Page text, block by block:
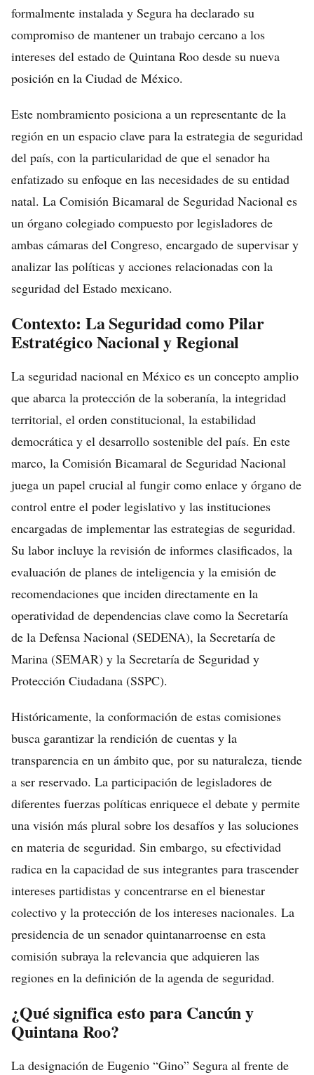
formalmente instalada y Segura ha declarado su
compromiso de mantener un trabajo cercano a los
intereses del estado de Quintana Roo desde su nueva
posición en la Ciudad de México.
Este nombramiento posiciona a un representante de la
región en un espacio clave para la estrategia de seguridad
del país, con la particularidad de que el senador ha
enfatizado su enfoque en las necesidades de su entidad
natal. La Comisión Bicamaral de Seguridad Nacional es
un órgano colegiado compuesto por legisladores de
ambas cámaras del Congreso, encargado de supervisar y
analizar las políticas y acciones relacionadas con la
seguridad del Estado mexicano.
Contexto: La Seguridad como Pilar
Estratégico Nacional y Regional
La seguridad nacional en México es un concepto amplio
que abarca la protección de la soberanía, la integridad
territorial, el orden constitucional, la estabilidad
democrática y el desarrollo sostenible del país. En este
marco, la Comisión Bicamaral de Seguridad Nacional
juega un papel crucial al fungir como enlace y órgano de
control entre el poder legislativo y las instituciones
encargadas de implementar las estrategias de seguridad.
Su labor incluye la revisión de informes clasificados, la
evaluación de planes de inteligencia y la emisión de
recomendaciones que inciden directamente en la
operatividad de dependencias clave como la Secretaría
de la Defensa Nacional (SEDENA), la Secretaría de
Marina (SEMAR) y la Secretaría de Seguridad y
Protección Ciudadana (SSPC).
Históricamente, la conformación de estas comisiones
busca garantizar la rendición de cuentas y la
transparencia en un ámbito que, por su naturaleza, tiende
a ser reservado. La participación de legisladores de
diferentes fuerzas políticas enriquece el debate y permite
una visión más plural sobre los desafíos y las soluciones
en materia de seguridad. Sin embargo, su efectividad
radica en la capacidad de sus integrantes para trascender
intereses partidistas y concentrarse en el bienestar
colectivo y la protección de los intereses nacionales. La
presidencia de un senador quintanarroense en esta
comisión subraya la relevancia que adquieren las
regiones en la definición de la agenda de seguridad.
¿Qué significa esto para Cancún y
Quintana Roo?
La designación de Eugenio “Gino” Segura al frente de